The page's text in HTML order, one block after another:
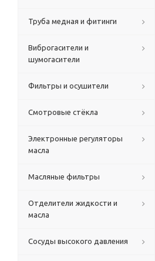
Труба медная и фитинги
Виброгасители и
шумогасители
Фильтры и осушители
Смотровые стёкла
Электронные регуляторы
масла
Масляные фильтры
Отделители жидкости и
масла
Сосуды высокого давления